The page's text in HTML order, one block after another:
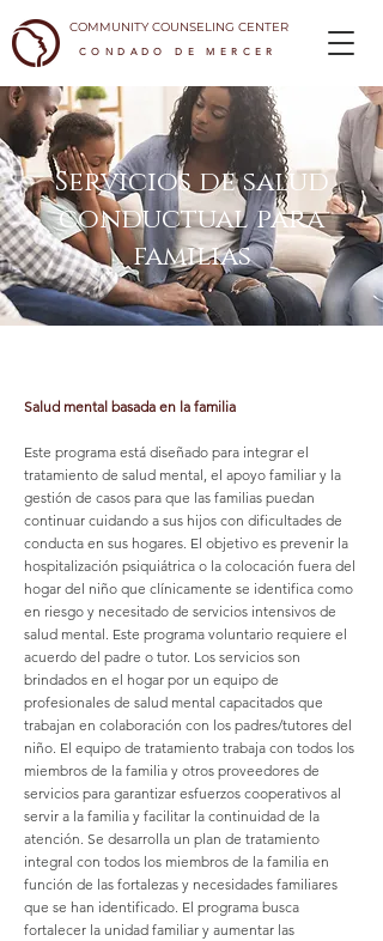
CONDADO DE MERCER
COMMUNITY COUNSELING CENTER
Servicios de salud
conductual para
familias
Salud mental basada en la familia
Este programa está diseñado para integrar el
tratamiento de salud mental, el apoyo familiar y la
gestión de casos para que las familias puedan
continuar cuidando a sus hijos con dificultades de
conducta en sus hogares. El objetivo es prevenir la
hospitalización psiquiátrica o la colocación fuera del
hogar del niño que clínicamente se identifica como
en riesgo y necesitado de servicios intensivos de
salud mental. Este programa voluntario requiere el
acuerdo del padre o tutor. Los servicios son
brindados en el hogar por un equipo de
profesionales de salud mental capacitados que
trabajan en colaboración con los padres/tutores del
niño. El equipo de tratamiento trabaja con todos los
miembros de la familia y otros proveedores de
servicios para garantizar esfuerzos cooperativos al
servir a la familia y facilitar la continuidad de la
atención. Se desarrolla un plan de tratamiento
integral con todos los miembros de la familia en
función de las fortalezas y necesidades familiares
que se han identificado. El programa busca
fortalecer la unidad familiar y aumentar las